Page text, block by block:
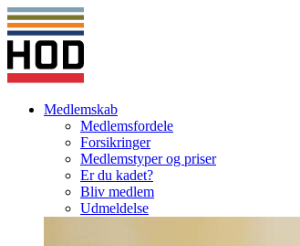
Medlemskab
Medlemsfordele
Forsikringer
Medlemstyper og priser
Er du kadet?
Bliv medlem
Udmeldelse